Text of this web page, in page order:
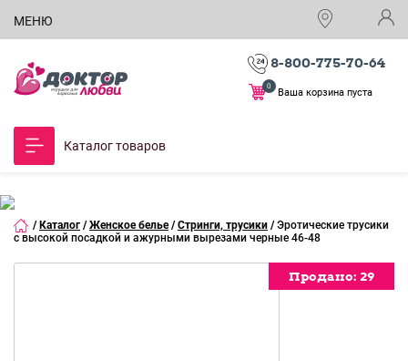
МЕНЮ
8-800-775-70-64
Ваша корзина пуста
0
Каталог товаров
/ Каталог / Женское белье / Стринги, трусики / Эротические трусики
с высокой посадкой и ажурными вырезами черные 46-48
Продано: 29
Продано: 29
Продано: 29
Продано: 29
Продано: 29
Продано: 29
Продано: 29
Продано: 29
Продано: 29
Продано: 29
Продано: 29
Продано: 29
Продано: 29